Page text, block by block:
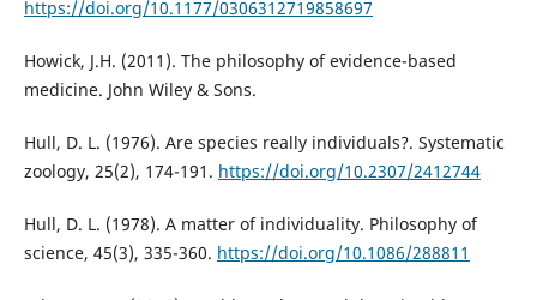
https://doi.org/10.1177/0306312719858697
Howick, J.H. (2011). The philosophy of evidence-based
medicine. John Wiley & Sons.
Hull, D. L. (1976). Are species really individuals?. Systematic
zoology, 25(2), 174-191. https://doi.org/10.2307/2412744
Hull, D. L. (1978). A matter of individuality. Philosophy of
science, 45(3), 335-360. https://doi.org/10.1086/288811